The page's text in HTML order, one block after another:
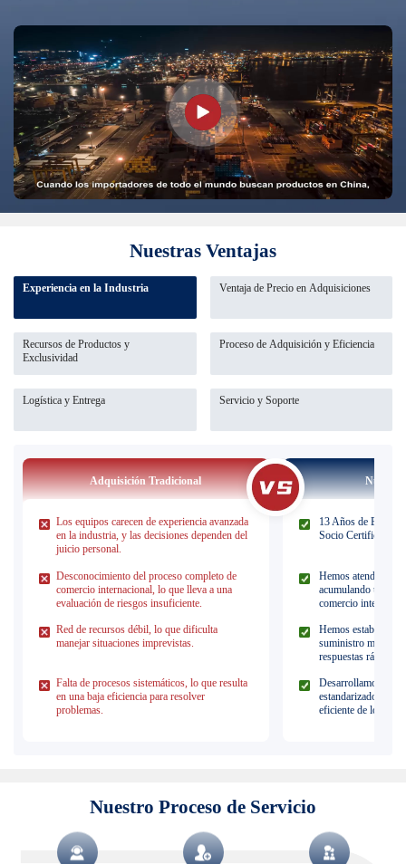
Nuestras Ventajas
Experiencia en la Industria Ventaja de Precio en Adquisiciones
Recursos de Productos y
Exclusividad
Proceso de Adquisición y Eficiencia
Logística y Entrega Servicio y Soporte
Adquisición Tradicional
Los equipos carecen de experiencia avanzada
en la industria, y las decisiones dependen del
juicio personal.
Desconocimiento del proceso completo de
comercio internacional, lo que lleva a una
evaluación de riesgos insuficiente.
Red de recursos débil, lo que dificulta
manejar situaciones imprevistas.
Falta de procesos sistemáticos, lo que resulta
en una baja eficiencia para resolver
problemas.
Nuestra
13 Años de
Socio Certificado
Hemos atendido a
acumulando una
comercio
Hemos establecido
suministro maduro,
respuestas rápidas
Desarrollamos
estandarizados
eficiente de los
Nuestro Proceso de Servicio